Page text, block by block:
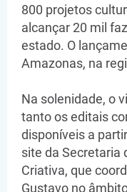
800 projetos
alcançar 20 mil
estado. O
Amazonas, na
Na solenidade, o
tanto os editais
disponíveis a
site da Secretaria
Criativa, que
Gustavo no